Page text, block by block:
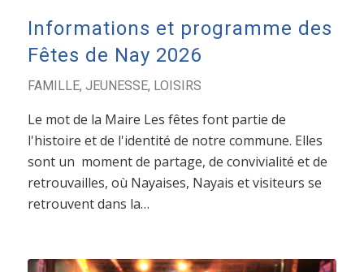
Informations et programme des
Fêtes de Nay 2026
FAMILLE, JEUNESSE, LOISIRS
Le mot de la Maire Les fêtes font partie de
l'histoire et de l'identité de notre commune. Elles
sont un moment de partage, de convivialité et de
retrouvailles, où Nayaises, Nayais et visiteurs se
retrouvent dans la…